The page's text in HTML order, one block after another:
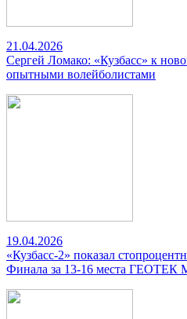
21.04.2026
Сергей Ломако: «Кузбасс» к
опытными волейболистами
19.04.2026
«Кузбасс-2» показал
Финала за 13-16 места ГЕОТЕК